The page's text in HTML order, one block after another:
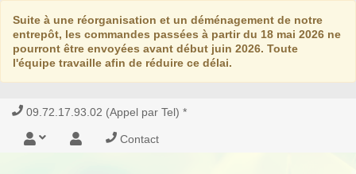
Suite à une réorganisation et un déménagement de notre
entrepôt, les commandes passées à partir du 18 mai 2026 ne
pourront être envoyées avant début juin 2026. Toute
l'équipe travaille afin de réduire ce délai.
09.72.17.93.02 (Appel par Tel) *
Contact